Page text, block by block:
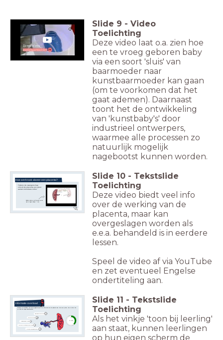
Slide 9 - Video
Toelichting
Deze video laat o.a. zien hoe
een te vroeg geboren baby
via een soort 'sluis' van
baarmoeder naar
kunstbaarmoeder kan gaan
(om te voorkomen dat het
gaat ademen). Daarnaast
toont het de ontwikkeling
van 'kunstbaby's' door
industrieel ontwerpers,
waarmee alle processen zo
natuurlijk mogelijk
nagebootst kunnen worden.
Hoe werkt ook alweer een placenta?
Tijdens de zwangerschap
vervult de placenta een groot
aantal onmisbare rollen.
Bekijk de video om alle functies op een
rijtje te krijgen (Engels, 7 min)
Slide 10 - Tekstslide
Toelichting
Deze video biedt veel info
over de werking van de
placenta, maar kan
overgeslagen worden als
e.e.a. behandeld is in eerdere
lessen.
Speel de video af via YouTube
en zet eventueel Engelse
ondertiteling aan.
Informatie-overload
Klik binnen de beschikbare tijd zoveel mogelijk hotspots met informatie over de placenta aan. Hoe meer je leest, des te beter kun
je straks de vragen beantwoorden!
Gaswisseling
Voedingsstoffen
Neuro-ontwikkeling
Hormonen
Bescherming
Slide 11 - Tekstslide
Toelichting
Als het vinkje 'toon bij leerling'
aan staat, kunnen leerlingen
op hun eigen scherm de